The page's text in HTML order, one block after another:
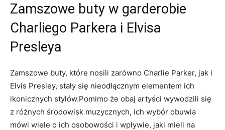
Zamszowe buty w garderobie
Charliego Parkera i Elvisa
Presleya
Zamszowe buty, które nosili zarówno Charlie Parker, jak i
Elvis Presley, stały się nieodłącznym elementem ich
ikonicznych stylów.Pomimo że obaj artyści wywodzili się
z różnych środowisk muzycznych, ich wybór obuwia
mówi wiele o ich osobowości i wpływie, jaki mieli na